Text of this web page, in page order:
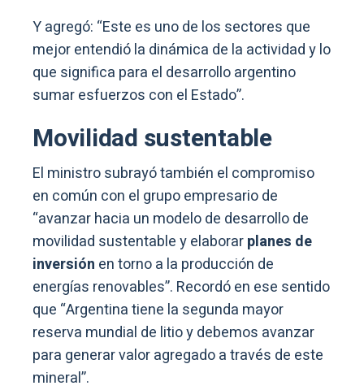
Y agregó: “Este es uno de los sectores que
mejor entendió la dinámica de la actividad y lo
que significa para el desarrollo argentino
sumar esfuerzos con el Estado”.
Movilidad sustentable
El ministro subrayó también el compromiso
en común con el grupo empresario de
“avanzar hacia un modelo de desarrollo de
movilidad sustentable y elaborarplanes de
inversión en torno a la producción de
energías renovables”. Recordó en ese sentido
que “Argentina tiene la segunda mayor
reserva mundial de litio y debemos avanzar
para generar valor agregado a través de este
mineral”.